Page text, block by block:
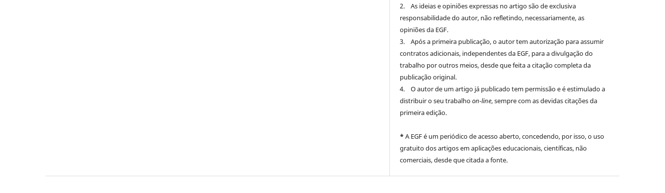
2. As ideias e opiniões expressas no artigo são de exclusiva
responsabilidade do autor, não refletindo, necessariamente, as
opiniões da EGF.
3. Após a primeira publicação, o autor tem autorização para assumir
contratos adicionais, independentes da EGF, para a divulgação do
trabalho por outros meios, desde que feita a citação completa da
publicação original.
4. O autor de um artigo já publicado tem permissão e é estimulado a
distribuir o seu trabalhoon-line, sempre com as devidas citações da
primeira edição.
* A EGF é um periódico de acesso aberto, concedendo, por isso, o uso
gratuito dos artigos em aplicações educacionais, científicas, não
comerciais, desde que citada a fonte.